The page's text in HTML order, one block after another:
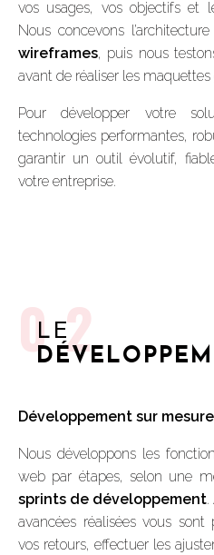
vos usages, vos objectifs et
Nous concevons
wireframes, puis nous
avant de réaliser les maquettes
Pour développer votre
technologies performantes,
garantir un outil évolutif,
votre entreprise.
02
LE
Développement sur mesure
Nous développons les
web par étapes, selon une
sprints de développement
avancées réalisées vous
vos retours, effectuer les